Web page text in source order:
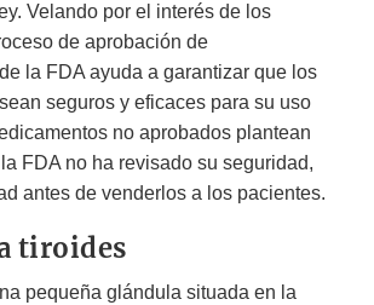
Velando por el interés de los
de aprobación de
la FDA ayuda a garantizar que los
seguros y eficaces para su uso
no aprobados plantean
FDA no ha revisado su seguridad,
antes de venderlos a los pacientes.
tiroides
pequeña glándula situada en la